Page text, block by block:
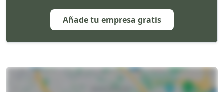
Añade tu empresa gratis